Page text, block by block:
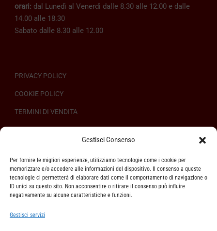
Gestisci Consenso
Per fornire le migliori esperienze, utilizziamo tecnologie come i cookie per
memorizzare e/o accedere alle informazioni del dispositivo. Il consenso a queste
tecnologie ci permetterà di elaborare dati come il comportamento di navigazione o
ID unici su questo sito. Non acconsentire o ritirare il consenso può influire
negativamente su alcune caratteristiche e funzioni.
Gestisci servizi
orari: dal Lunedì al Venerdì dalle 8.30 alle 12.00 e dalle
14.00 alle 18.30
Sabato dalle 8.30 alle 12.00
PRIVACY POLICY
COOKIE POLICY
TERMINI DI VENDITA
ASSISTENZA CLIENTI
SPEDIZIONI